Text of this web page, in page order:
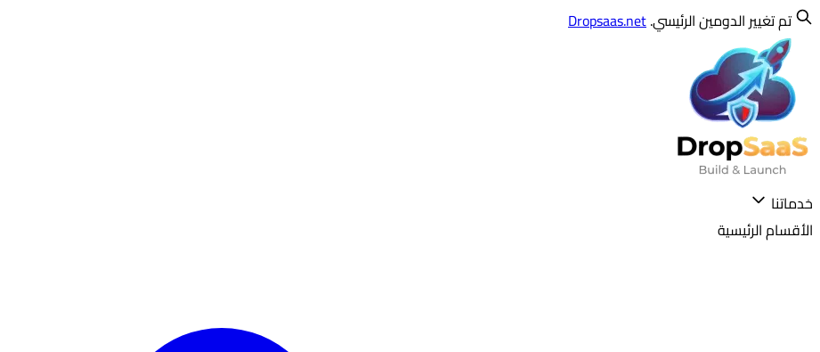
تم تغيير الدومين الرئيسي.Dropsaas.net
خدماتنا
الأقسام الرئيسية